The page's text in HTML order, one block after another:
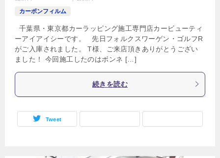
カーボンフィルム
千葉県・東京都カーラッピング施工専門店カービューティ
ーアイアイシーです。 先日フォルクスワーゲン・ゴルフR
がご入庫されました。 T様、ご来店頂きありがとうござい
ました！ 今回施工したのはボンネ […]
続きを読む
Tweet